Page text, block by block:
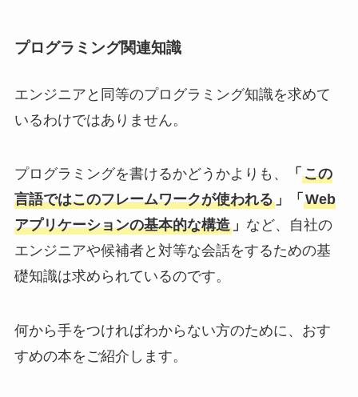
プログラミング関連知識
エンジニアと同等のプログラミング知識を求めて
いるわけではありません。
プログラミングを書けるかどうかよりも、 「 この
言語ではこのフレームワークが使われる」「 Web
アプリケーションの基本的な構造」 など、自社の
エンジニアや候補者と対等な会話をするための基
礎知識は求められているのです。
何から手をつければわからない方のために、おす
すめの本をご紹介します。